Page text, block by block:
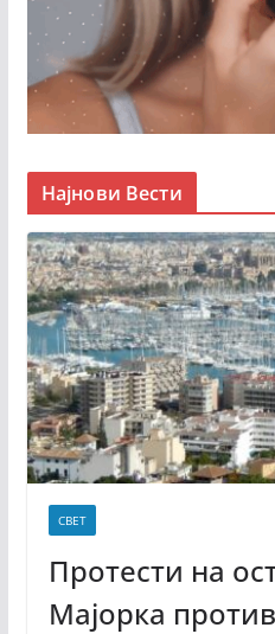
Најнови Вести
СВЕТ
Протести на
Мајорка